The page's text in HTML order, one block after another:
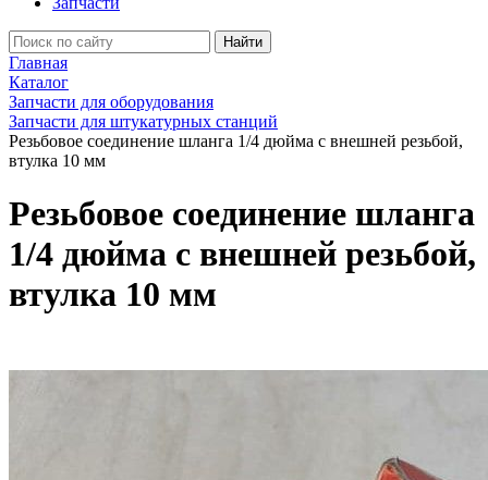
Найти
Главная
Каталог
Запчасти для оборудования
Запчасти для штукатурных станций
Резьбовое соединение шланга 1/4 дюйма с внешней резьбой,
втулка 10 мм
Резьбовое соединение шланга
1/4 дюйма с внешней резьбой,
втулка 10 мм